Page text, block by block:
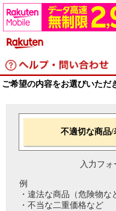
ご希望の内容をお選びいただ
不適切な商品
入力フォ
例
・違法な商品（危険物な
・不当な二重価格など